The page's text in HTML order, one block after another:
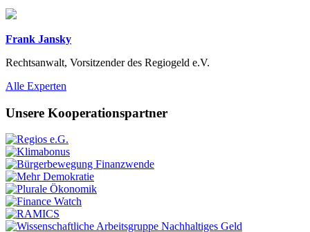
Frank Jansky
Rechtsanwalt, Vorsitzender des Regiogeld e.V.
Previous
Next
Alle Experten
Unsere Kooperationspartner